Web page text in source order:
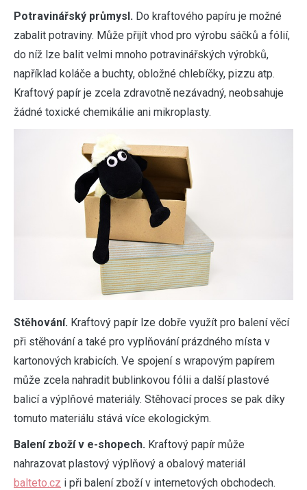
Potravinářský průmysl. Do kraftového papíru je možné
zabalit potraviny. Může přijít vhod pro výrobu sáčků a fólií,
do níž lze balit velmi mnoho potravinářských výrobků,
například koláče a buchty, obložné chlebíčky, pizzu atp.
Kraftový papír je zcela zdravotně nezávadný, neobsahuje
žádné toxické chemikálie ani mikroplasty.
Stěhování. Kraftový papír lze dobře využít pro balení věcí
při stěhování a také pro vyplňování prázdného místa v
kartonových krabicích. Ve spojení s wrapovým papírem
může zcela nahradit bublinkovou fólii a další plastové
balicí a výplňové materiály. Stěhovací proces se pak díky
tomuto materiálu stává více ekologickým.
Balení zboží v e-shopech. Kraftový papír může
nahrazovat plastový výplňový a obalový materiál
balteto.cz i při balení zboží v internetových obchodech.